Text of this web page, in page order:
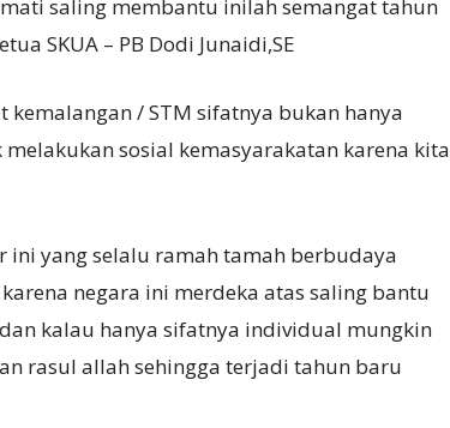
saling membantu inilah semangat tahun
SKUA – PB Dodi Junaidi,SE
/ STM sifatnya bukan hanya
sosial kemasyarakatan karena kita
yang selalu ramah tamah berbudaya
negara ini merdeka atas saling bantu
kalau hanya sifatnya individual mungkin
rasul allah sehingga terjadi tahun baru